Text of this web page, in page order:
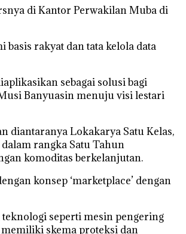
di Kantor Perwakilan Muba di
rakyat dan tata kelola data
sebagai solusi bagi
Banyuasin menuju visi lestari
diantaranya Lokakarya Satu Kelas,
rangka Satu Tahun
komoditas berkelanjutan.
konsep ‘marketplace’ dengan
seperti mesin pengering
skema proteksi dan